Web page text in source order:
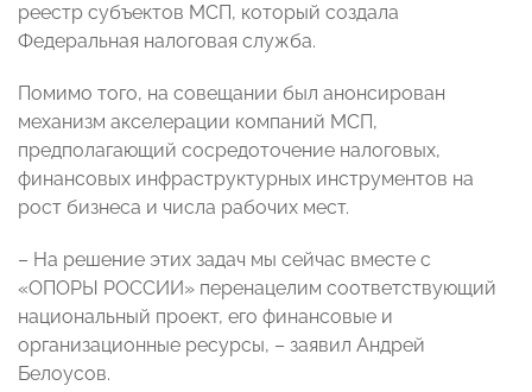
реестр субъектов МСП, который создала
Федеральная налоговая служба.
Помимо того, на совещании был анонсирован
механизм акселерации компаний МСП,
предполагающий сосредоточение налоговых,
финансовых инфраструктурных инструментов на
рост бизнеса и числа рабочих мест.
– На решение этих задач мы сейчас вместе с
«ОПОРЫ РОССИИ» перенацелим соответствующий
национальный проект, его финансовые и
организационные ресурсы, – заявил Андрей
Белоусов.